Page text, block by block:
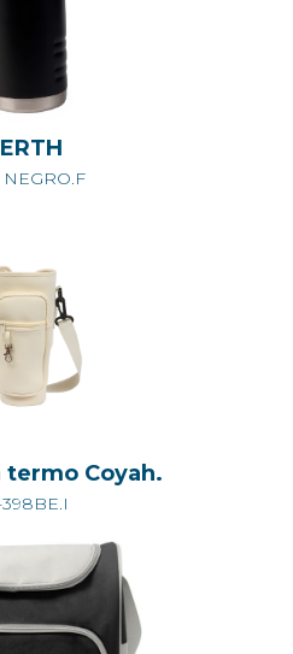
NEGRO.F
termo Coyah.
398BE.I